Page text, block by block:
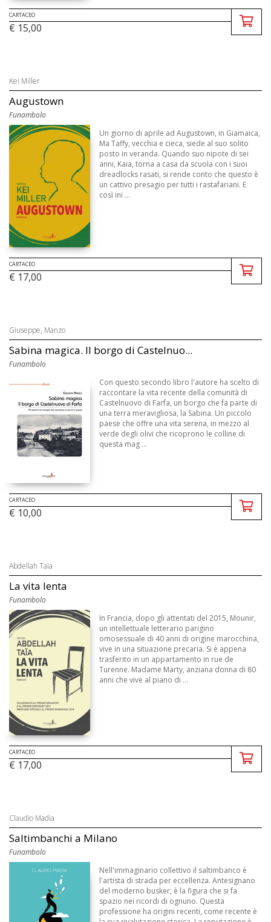
CARTACEO
€ 15,00
Kei Miller
Augustown
Funambolo
Un giorno di aprile ad Augustown, in Giamaica,
Ma Taffy, vecchia e cieca, siede al suo solito
posto in veranda. Quando suo nipote di sei
anni, Kaia, torna a casa da scuola con i suoi
dreadlocks rasati, si rende conto che questo è
un cattivo presagio per tutti i rastafariani. E
così ini ...
CARTACEO
€ 17,00
Giuseppe, Manzo
Sabina magica. Il borgo di Castelnuo...
Funambolo
Con questo secondo libro l'autore ha scelto di
raccontare la vita recente della comunità di
Castelnuovo di Farfa, un borgo che fa parte di
una terra meravigliosa, la Sabina. Un piccolo
paese che offre una vita serena, in mezzo al
verde degli olivi che ricoprono le colline di
questa mag ...
CARTACEO
€ 10,00
Abdellah Taïa
La vita lenta
Funambolo
In Francia, dopo gli attentati del 2015, Mounir,
un intellettuale letterario parigino
omosessuale di 40 anni di origine marocchina,
vive in una situazione precaria. Si è appena
trasferito in un appartamento in rue de
Turenne. Madame Marty, anziana donna di 80
anni che vive al piano di ...
CARTACEO
€ 17,00
Claudio Madia
Saltimbanchi a Milano
Funambolo
Nell'immaginario collettivo il saltimbanco è
l'artista di strada per eccellenza. Antesignano
del moderno busker, è la figura che si fa
spazio nei ricordi di ognuno. Questa
professione ha origini recenti, come recente è